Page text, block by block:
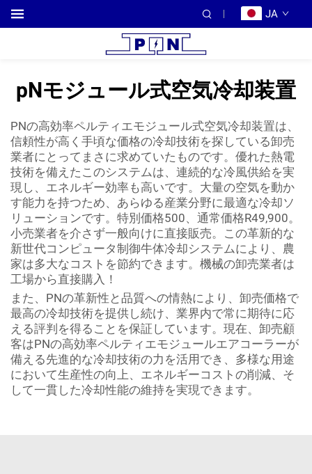
JA
pNモジュール式空気冷却装置
PNの高効率ペルティエモジュール式空気冷却装置は、
信頼性が高く手頃な価格の冷却技術を探している卸売
業者にとってまさに求めていたものです。優れた熱電
技術を備えたこのシステムは、連続的な冷風供給を実
現し、エネルギー効率も高いです。大量の空気を動か
す能力を持つため、あらゆる産業分野に最適な冷却ソ
リューションです。特別価格500、通常価格R49,900。
小売業者を介さず一般向けに直接販売。この革新的な
新世代コンピュータ制御牛体冷却システムにより、農
家は多大なコストを節約できます。機械の卸売業者は
工場から直接購入！
また、PNの革新性と品質への情熱により、卸売価格で
最高の冷却技術を提供し続け、業界内で常に期待に応
える評判を得ることを保証しています。現在、卸売顧
客はPNの高効率ペルティエモジュールエアコーラーが
備える先進的な冷却技術の力を活用でき、多様な用途
において生産性の向上、エネルギーコストの削減、そ
して一貫した冷却性能の維持を実現できます。